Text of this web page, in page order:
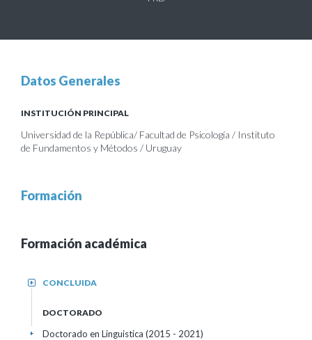
Datos Generales
INSTITUCIÓN PRINCIPAL
Universidad de la República/ Facultad de Psicología / Instituto
de Fundamentos y Métodos / Uruguay
Formación
Formación académica
CONCLUIDA
+
DOCTORADO
Doctorado en Linguistica (2015 - 2021)
+